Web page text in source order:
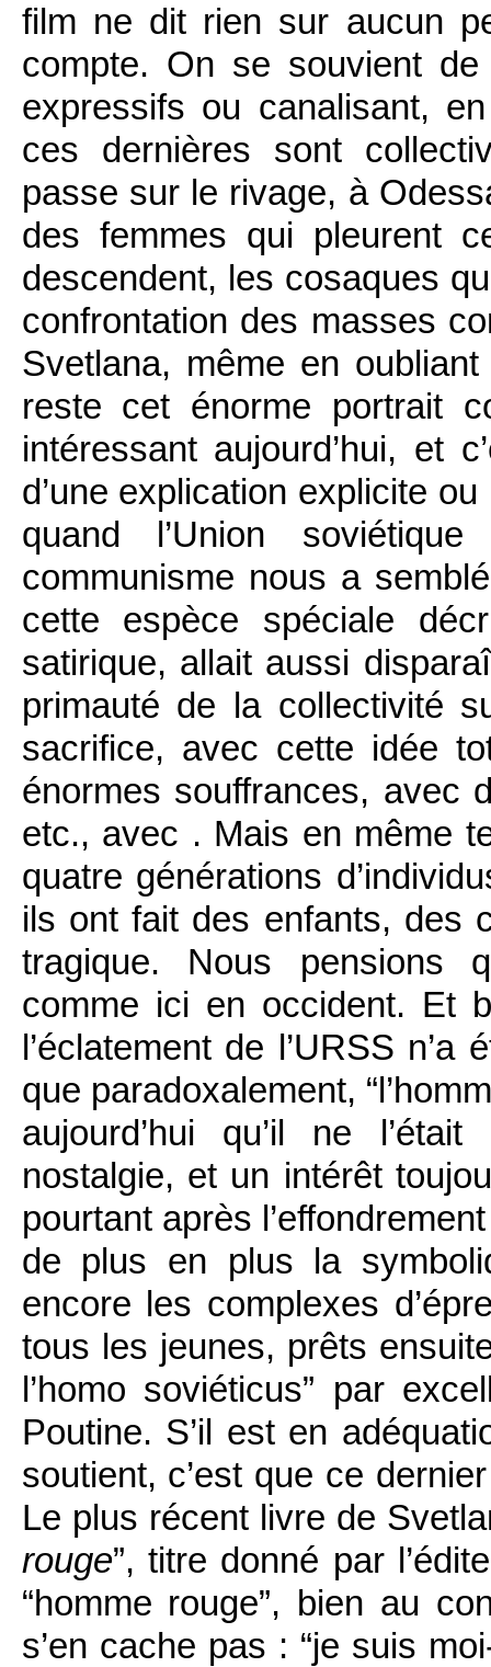
film ne dit rien sur aucun
compte. On se souvient de
expressifs ou canalisant,
ces dernières sont
passe sur le rivage, à
des femmes qui pleurent
descendent, les cosaques
confrontation des masses
Svetlana, même en
reste cet énorme portrait
intéressant aujourd’hui, et
d’une explication explicite
quand l’Union
communisme nous a
cette espèce spéciale
satirique, allait aussi
primauté de la collectivité
sacrifice, avec cette idée
énormes souffrances, avec
etc., avec . Mais en même
quatre générations
ils ont fait des enfants, des
tragique. Nous pensions
comme ici en occident. Et
l’éclatement de l’URSS
que paradoxalement,
aujourd’hui qu’il ne
nostalgie, et un intérêt
pourtant après
de plus en plus la
encore les complexes
tous les jeunes, prêts
l’homo soviéticus” par
Poutine. S’il est en
soutient, c’est que ce
Le plus récent livre de
rouge”, titre donné par
“homme rouge”, bien au
s’en cache pas : “je suis